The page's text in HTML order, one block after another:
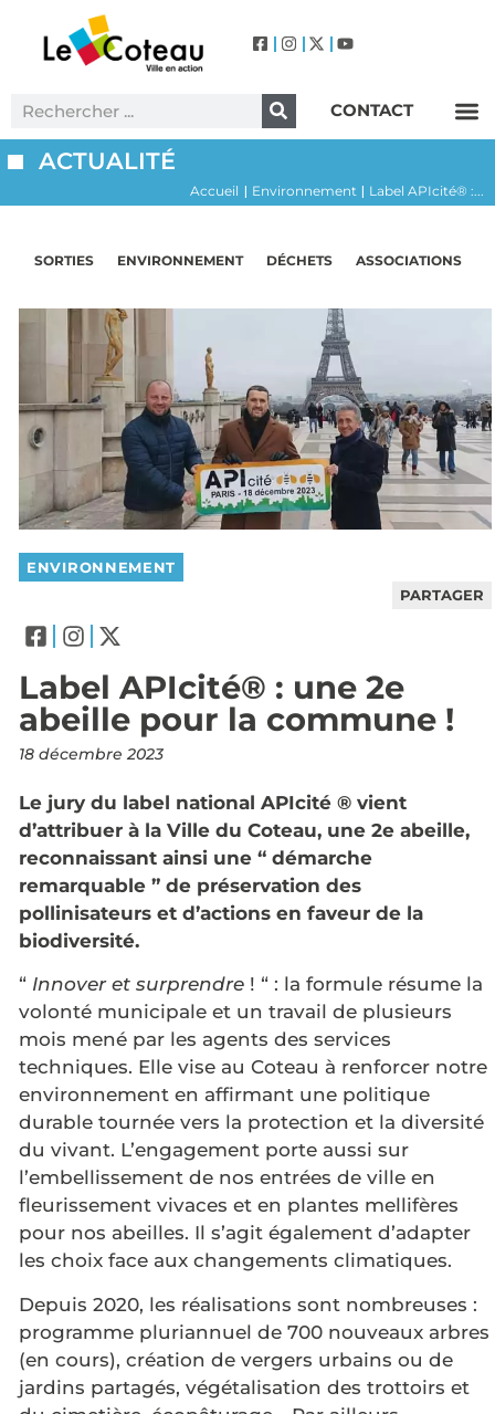
CONTACT
ACTUALITÉ
Accueil | Environnement | Label APIcité® :...
SORTIES ENVIRONNEMENT DÉCHETS ASSOCIATIONS
ENVIRONNEMENT
PARTAGER
Label APIcité® : une 2e
abeille pour la commune !
18 décembre 2023
Le jury du label national APIcité ® vient
d’attribuer à la Ville du Coteau, une 2e abeille,
reconnaissant ainsi une “ démarche
remarquable ” de préservation des
pollinisateurs et d’actions en faveur de la
biodiversité.
“ Innover et surprendre ! “ : la formule résume la
volonté municipale et un travail de plusieurs
mois mené par les agents des services
techniques. Elle vise au Coteau à renforcer notre
environnement en affirmant une politique
durable tournée vers la protection et la diversité
du vivant. L’engagement porte aussi sur
l’embellissement de nos entrées de ville en
fleurissement vivaces et en plantes mellifères
pour nos abeilles. Il s’agit également d’adapter
les choix face aux changements climatiques.
Depuis 2020, les réalisations sont nombreuses :
programme pluriannuel de 700 nouveaux arbres
(en cours), création de vergers urbains ou de
jardins partagés, végétalisation des trottoirs et